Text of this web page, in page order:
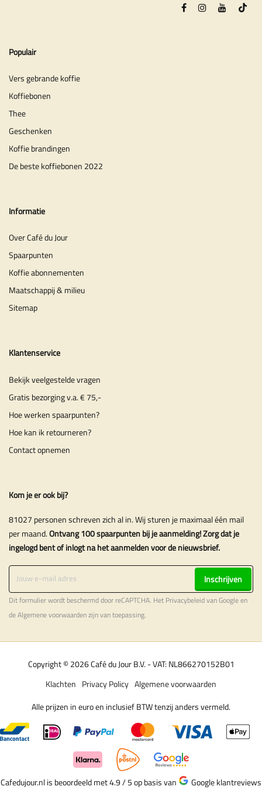
Populair
Vers gebrande koffie
Koffiebonen
Thee
Geschenken
Koffie brandingen
De beste koffiebonen 2022
Informatie
Over Café du Jour
Spaarpunten
Koffie abonnementen
Maatschappij & milieu
Sitemap
Klantenservice
Bekijk veelgestelde vragen
Gratis bezorging v.a. € 75,-
Hoe werken spaarpunten?
Hoe kan ik retourneren?
Contact opnemen
Kom je er ook bij?
81027 personen schreven zich al in. Wij sturen je maximaal één mail
per maand.Ontvang 100 spaarpunten bij je aanmelding! Zorg dat je
ingelogd bent of inlogt na het aanmelden voor de nieuwsbrief.
Inschrijven
Dit formulier wordt beschermd door reCAPTCHA. Het Privacybeleidvan Google en
deAlgemene voorwaardenzijn van toepassing.
Copyright © 2026 Café du Jour B.V. - VAT: NL866270152B01
Algemene voorwaarden
Privacy Policy
Klachten
Alle prijzen in euro en inclusief BTW tenzij anders vermeld.
Cafedujour.nl is beoordeeld met 4.9 / 5op basis van Google klantreviews